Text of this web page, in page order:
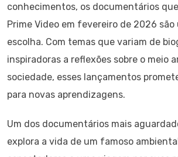
conhecimentos, os documentários
Prime Video em fevereiro de 2026
escolha. Com temas que variam de
inspiradoras a reflexões sobre o meio
sociedade, esses lançamentos
para novas aprendizagens.
Um dos documentários mais
explora a vida de um famoso